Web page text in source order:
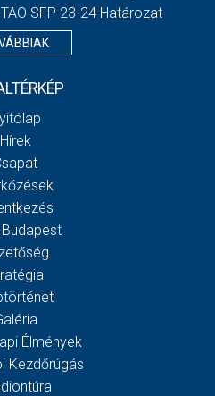
SFP 23-24 Határozat
Hírek
Élmények
Kezdőrúgás